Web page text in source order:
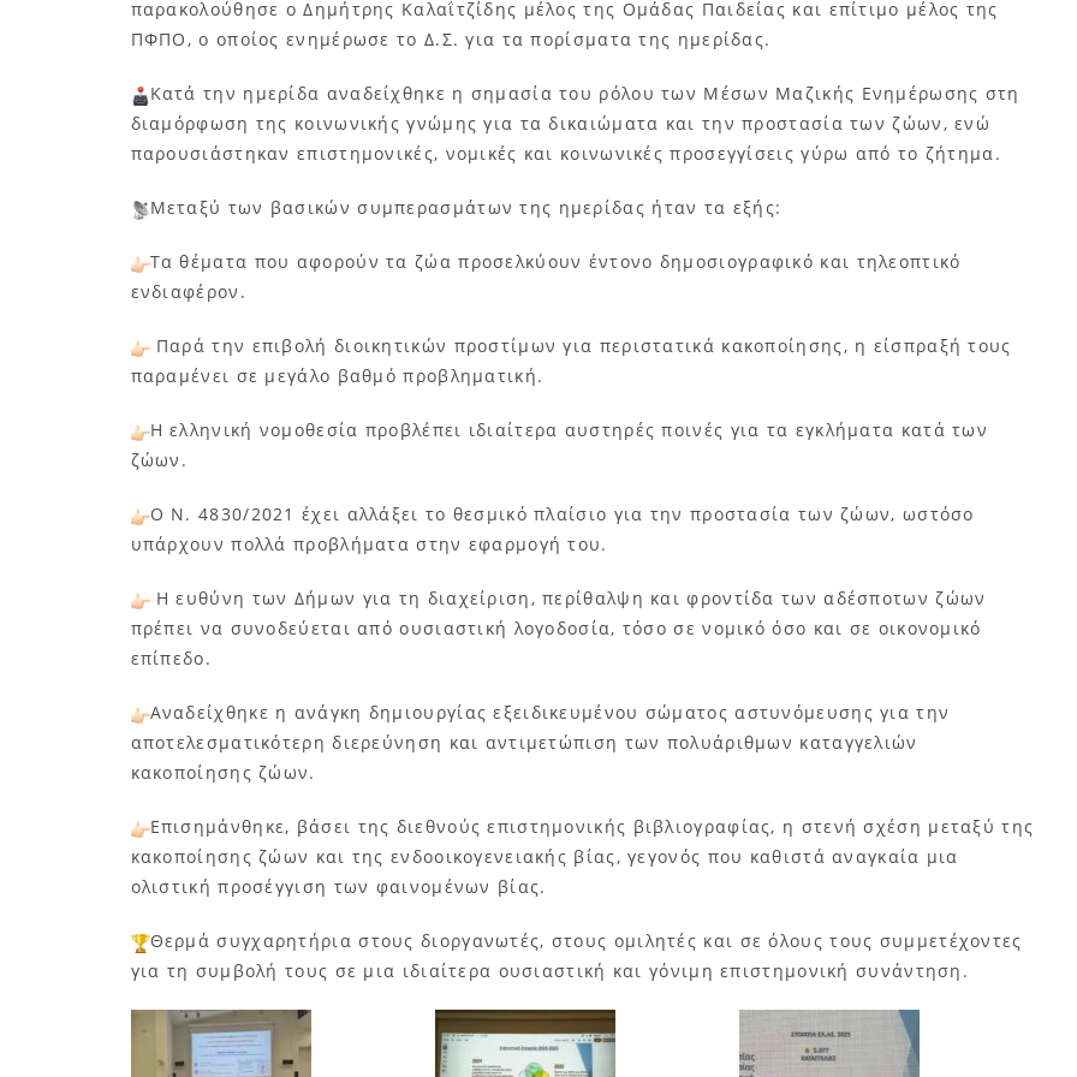
παρακολούθησε ο Δημήτρης Καλαΐτζίδης μέλος της Ομάδας Παιδείας και επίτιμο μέλος της
ΠΦΠΟ, ο οποίος ενημέρωσε το Δ.Σ. για τα πορίσματα της ημερίδας.
Κατά την ημερίδα αναδείχθηκε η σημασία του ρόλου των Μέσων Μαζικής Ενημέρωσης στη
διαμόρφωση της κοινωνικής γνώμης για τα δικαιώματα και την προστασία των ζώων, ενώ
παρουσιάστηκαν επιστημονικές, νομικές και κοινωνικές προσεγγίσεις γύρω από το ζήτημα.
Μεταξύ των βασικών συμπερασμάτων της ημερίδας ήταν τα εξής:
Τα θέματα που αφορούν τα ζώα προσελκύουν έντονο δημοσιογραφικό και τηλεοπτικό
ενδιαφέρον.
Παρά την επιβολή διοικητικών προστίμων για περιστατικά κακοποίησης, η είσπραξή τους
παραμένει σε μεγάλο βαθμό προβληματική.
Η ελληνική νομοθεσία προβλέπει ιδιαίτερα αυστηρές ποινές για τα εγκλήματα κατά των
ζώων.
Ο Ν. 4830/2021 έχει αλλάξει το θεσμικό πλαίσιο για την προστασία των ζώων, ωστόσο
υπάρχουν πολλά προβλήματα στην εφαρμογή του.
Η ευθύνη των Δήμων για τη διαχείριση, περίθαλψη και φροντίδα των αδέσποτων ζώων
πρέπει να συνοδεύεται από ουσιαστική λογοδοσία, τόσο σε νομικό όσο και σε οικονομικό
επίπεδο.
Αναδείχθηκε η ανάγκη δημιουργίας εξειδικευμένου σώματος αστυνόμευσης για την
αποτελεσματικότερη διερεύνηση και αντιμετώπιση των πολυάριθμων καταγγελιών
κακοποίησης ζώων.
Επισημάνθηκε, βάσει της διεθνούς επιστημονικής βιβλιογραφίας, η στενή σχέση μεταξύ της
κακοποίησης ζώων και της ενδοοικογενειακής βίας, γεγονός που καθιστά αναγκαία μια
ολιστική προσέγγιση των φαινομένων βίας.
Θερμά συγχαρητήρια στους διοργανωτές, στους ομιλητές και σε όλους τους συμμετέχοντες
για τη συμβολή τους σε μια ιδιαίτερα ουσιαστική και γόνιμη επιστημονική συνάντηση.